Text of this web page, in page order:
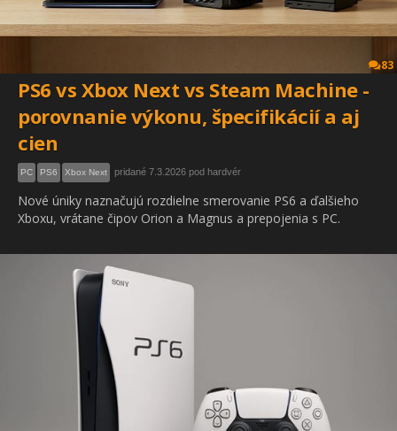
83
PS6 vs Xbox Next vs Steam Machine -
porovnanie výkonu, špecifikácií a aj
cien
PC PS6 Xbox Next pridané 7.3.2026 pod hardvér
Nové úniky naznačujú rozdielne smerovanie PS6 a ďalšieho
Xboxu, vrátane čipov Orion a Magnus a prepojenia s PC.